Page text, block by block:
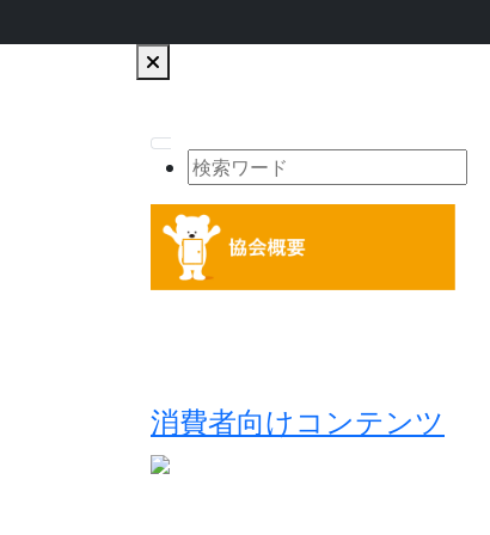
消費者向けコンテンツ